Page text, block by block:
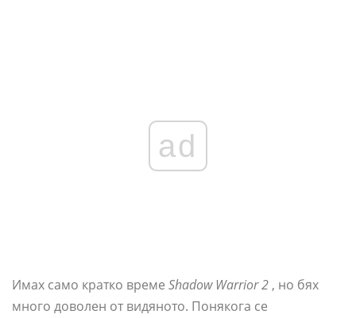
ad
Имах само кратко време Shadow Warrior 2 , но бях
много доволен от видяното. Понякога се